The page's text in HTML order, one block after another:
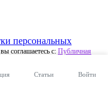
соглашаетесь с: Публичная
Статьи Войти
персональных